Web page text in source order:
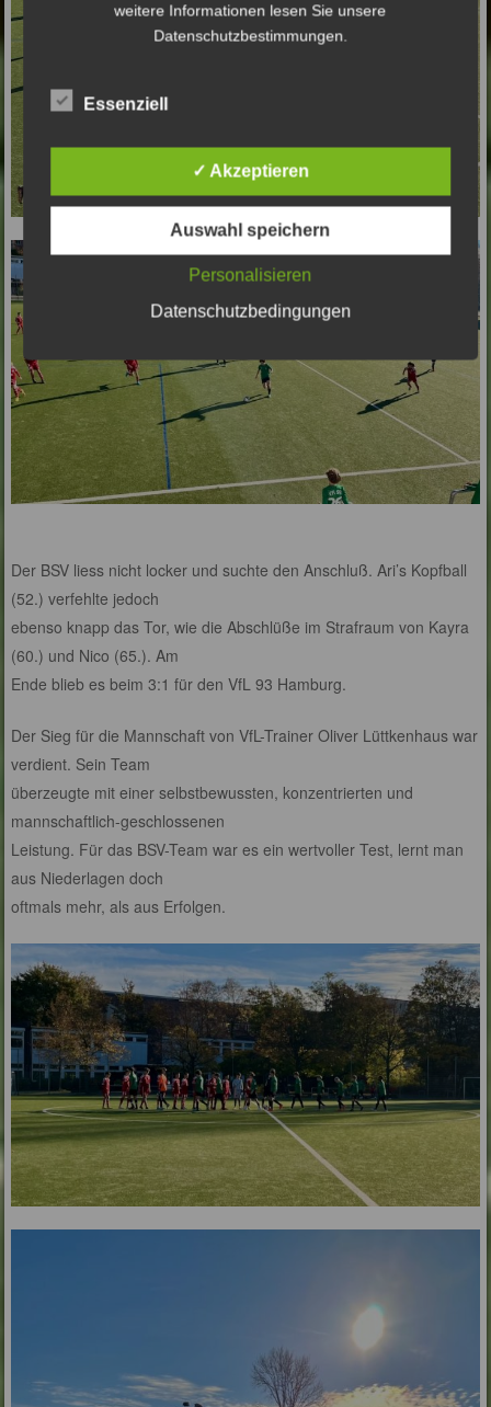
Der BSV liess nicht locker und suchte den Anschluß. Ari’s Kopfball
(52.) verfehlte jedoch
ebenso knapp das Tor, wie die Abschlüße im Strafraum von Kayra
(60.) und Nico (65.). Am
Ende blieb es beim 3:1 für den VfL 93 Hamburg.
Der Sieg für die Mannschaft von VfL-Trainer Oliver Lüttkenhaus war
verdient. Sein Team
überzeugte mit einer selbstbewussten, konzentrierten und
mannschaftlich-geschlossenen
Leistung. Für das BSV-Team war es ein wertvoller Test, lernt man
aus Niederlagen doch
oftmals mehr, als aus Erfolgen.
weitere Informationen lesen Sie unsere
Datenschutzbestimmungen.
Essenziell
✓ Akzeptieren
Auswahl speichern
Personalisieren
Datenschutzbedingungen